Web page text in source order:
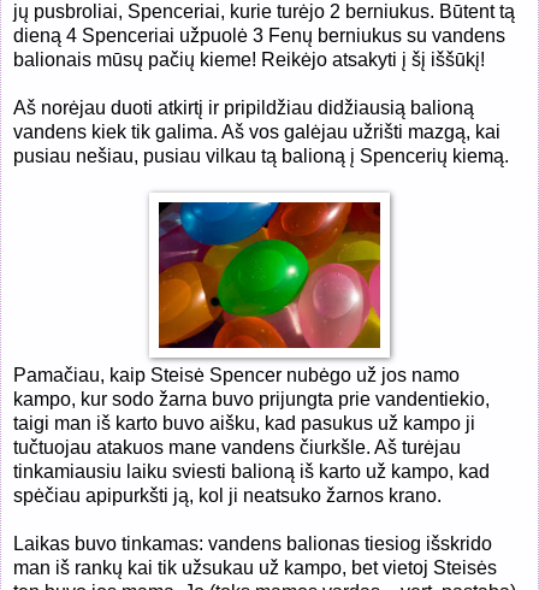
jų pusbroliai, Spenceriai, kurie turėjo 2 berniukus. Būtent tą
dieną 4 Spenceriai užpuolė 3 Fenų berniukus su vandens
balionais mūsų pačių kieme! Reikėjo atsakyti į šį iššūkį!
Aš norėjau duoti atkirtį ir pripildžiau didžiausią balioną
vandens kiek tik galima. Aš vos galėjau užrišti mazgą, kai
pusiau nešiau, pusiau vilkau tą balioną į Spencerių kiemą.
Pamačiau, kaip Steisė Spencer nubėgo už jos namo
kampo, kur sodo žarna buvo prijungta prie vandentiekio,
taigi man iš karto buvo aišku, kad pasukus už kampo ji
tučtuojau atakuos mane vandens čiurkšle. Aš turėjau
tinkamiausiu laiku sviesti balioną iš karto už kampo, kad
spėčiau apipurkšti ją, kol ji neatsuko žarnos krano.
Laikas buvo tinkamas: vandens balionas tiesiog išskrido
man iš rankų kai tik užsukau už kampo, bet vietoj Steisės